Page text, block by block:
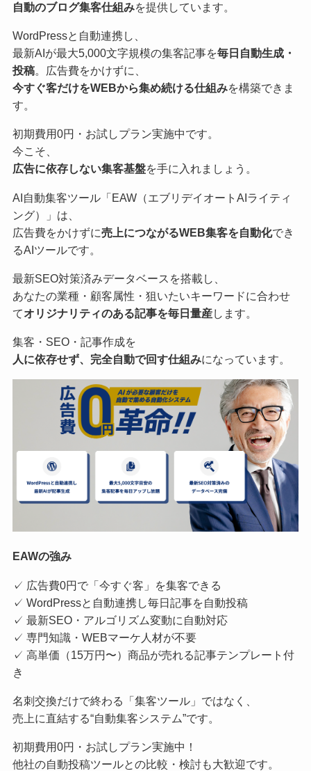
自動のブログ集客仕組みを提供しています。
WordPressと自動連携し、
最新AIが最大5,000文字規模の集客記事を毎日自動生成・
投稿。広告費をかけずに、
今すぐ客だけをWEBから集め続ける仕組みを構築できま
す。
初期費用0円・お試しプラン実施中です。
今こそ、
広告に依存しない集客基盤を手に入れましょう。
AI自動集客ツール「EAW（エブリデイオートAIライティ
ング）」は、
広告費をかけずに売上につながるWEB集客を自動化でき
るAIツールです。
最新SEO対策済みデータベースを搭載し、
あなたの業種・顧客属性・狙いたいキーワードに合わせ
てオリジナリティのある記事を毎日量産します。
集客・SEO・記事作成を
人に依存せず、完全自動で回す仕組みになっています。
EAWの強み
✓ 広告費0円で「今すぐ客」を集客できる
✓ WordPressと自動連携し毎日記事を自動投稿
✓ 最新SEO・アルゴリズム変動に自動対応
✓ 専門知識・WEBマーケ人材が不要
✓ 高単価（15万円〜）商品が売れる記事テンプレート付
き
名刺交換だけで終わる「集客ツール」ではなく、
売上に直結する“自動集客システム”です。
初期費用0円・お試しプラン実施中！
他社の自動投稿ツールとの比較・検討も大歓迎です。